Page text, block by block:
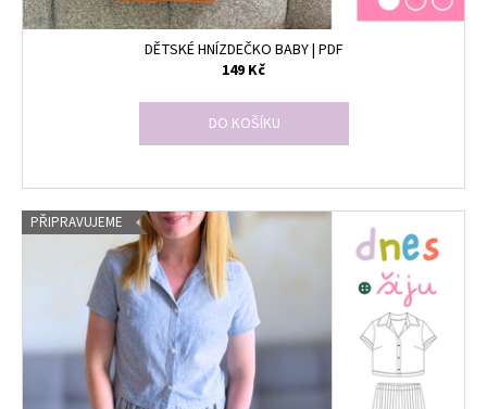
DĚTSKÉ HNÍZDEČKO BABY | PDF
149 Kč
DO KOŠÍKU
PŘIPRAVUJEME